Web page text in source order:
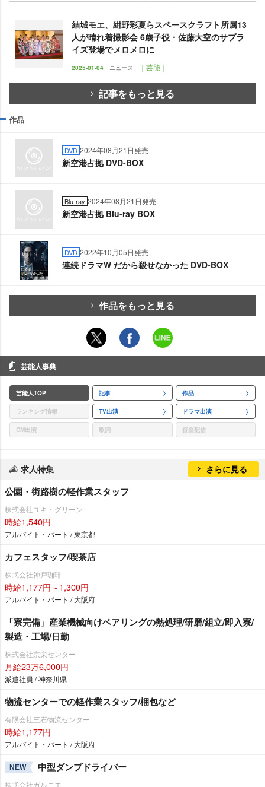
結城モエ、紺野彩夏らスペースクラフト所属13
人が晴れ着撮影会 6歳子役・佐藤大空のサプラ
イズ登場でメロメロに
2025-01-04 ニュース ｜芸能｜
記事をもっと見る
作品
DVD 2024年08月21日発売
新空港占拠 DVD-BOX
Blu-ray 2024年08月21日発売
新空港占拠 Blu-ray BOX
DVD 2022年10月05日発売
連続ドラマW だから殺せなかった DVD-BOX
作品をもっと見る
芸能人事典
芸能人TOP 記事 作品
ランキング情報 TV出演 ドラマ出演
CM出演 歌詞 音楽配信
求人特集 さらに見る
公園・街路樹の軽作業スタッフ
株式会社ユキ・グリーン
時給1,540円
アルバイト・パート / 東京都
カフェスタッフ/喫茶店
株式会社神戸珈琲
時給1,177円～1,300円
アルバイト・パート / 大阪府
「寮完備」産業機械向けベアリングの熱処理/研磨/組立/即入寮/
製造・工場/日勤
株式会社京栄センター
月給23万6,000円
派遣社員 / 神奈川県
物流センターでの軽作業スタッフ/梱包など
有限会社三石物流センター
時給1,177円
アルバイト・パート / 大阪府
NEW 中型ダンプドライバー
株式会社ガルニエ